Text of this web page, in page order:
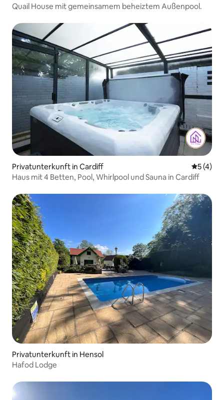
Quail House mit gemeinsamem beheiztem Außenpool.
Privatunterkunft in Cardiff
5 (4)
Haus mit 4 Betten, Pool, Whirlpool und Sauna in Cardiff
Privatunterkunft in Hensol
Hafod Lodge